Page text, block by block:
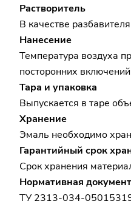
Растворитель
В качестве
Нанесение
Температура воздуха
посторонних
Тара и упаковка
Выпускается в таре
Хранение
Эмаль необходимо
Гарантийный срок
Срок хранения
Нормативная
ТУ 2313-034-